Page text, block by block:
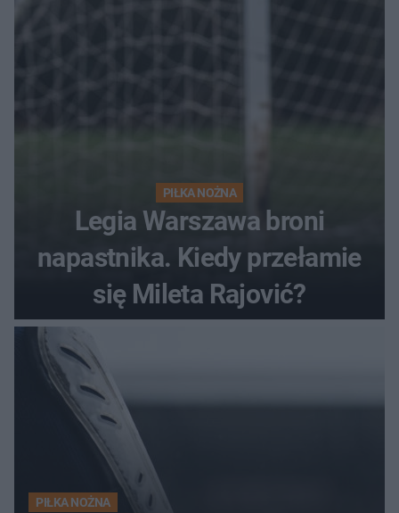
PIŁKA NOŻNA
Legia Warszawa broni
napastnika. Kiedy przełamie
się Mileta Rajović?
PIŁKA NOŻNA